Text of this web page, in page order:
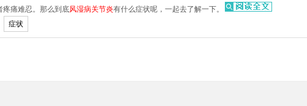
疼痛难忍。那么到底风湿病关节炎有什么症状呢，一起去了解一下。
症状